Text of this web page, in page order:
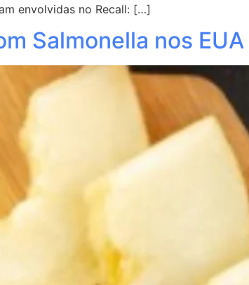
envolvidas no Recall: […]
Salmonella nos EUA